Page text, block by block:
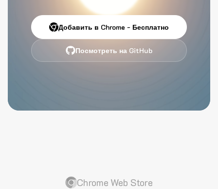
Добавить в Chrome - Бесплатно
Посмотреть на GitHub
Chrome Web Store